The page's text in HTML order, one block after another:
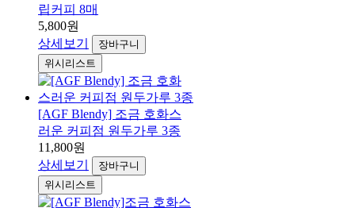
립커피 8매
5,800원
상세보기
장바구니
위시리스트
[AGF Blendy] 조금 호화스
러운 커피점 원두가루 3종
11,800원
상세보기
장바구니
위시리스트